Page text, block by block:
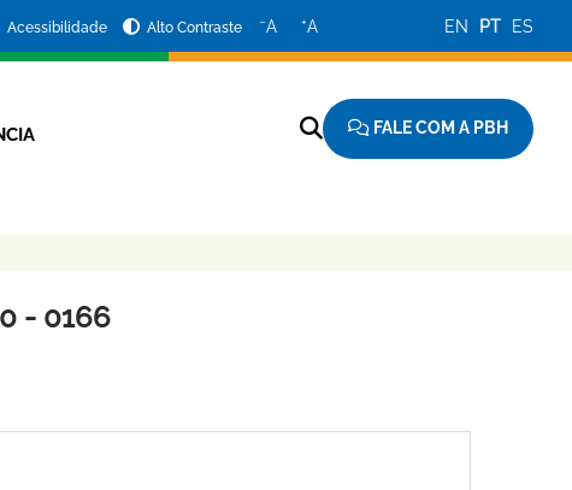
Acessibilidade Alto Contraste −A +A EN PT ES
FALE COM A PBH
- 0166